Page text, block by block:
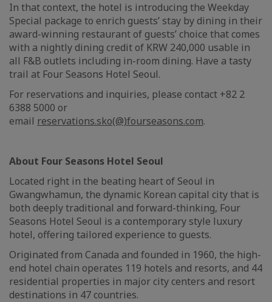
In that context, the hotel is introducing the Weekday
Special package to enrich guests’ stay by dining in their
award-winning restaurant of guests’ choice that comes
with a nightly dining credit of KRW 240,000 usable in
all F&B outlets including in-room dining. Have a tasty
trail at Four Seasons Hotel Seoul.
For reservations and inquiries, please contact +82 2
6388 5000 or
email reservations.sko(@)fourseasons.com.
About Four Seasons Hotel Seoul
Located right in the beating heart of Seoul in
Gwangwhamun, the dynamic Korean capital city that is
both deeply traditional and forward-thinking, Four
Seasons Hotel Seoul is a contemporary style luxury
hotel, offering tailored experience to guests.
Originated from Canada and founded in 1960, the high-
end hotel chain operates 119 hotels and resorts, and 44
residential properties in major city centers and resort
destinations in 47 countries.